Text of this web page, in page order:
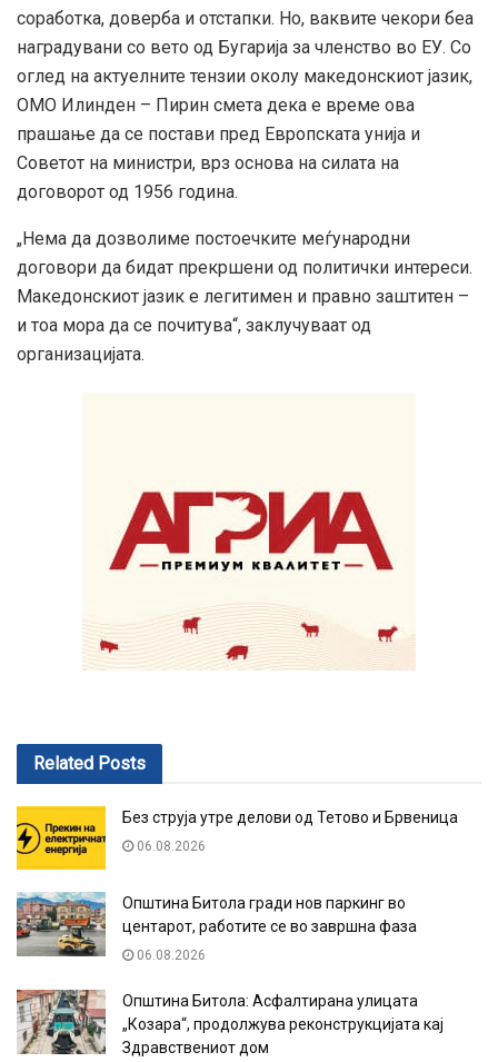
соработка, доверба и отстапки. Но, ваквите чекори беа
наградувани со вето од Бугарија за членство во ЕУ. Со
оглед на актуелните тензии околу македонскиот јазик,
ОМО Илинден – Пирин смета дека е време ова
прашање да се постави пред Европската унија и
Советот на министри, врз основа на силата на
договорот од 1956 година.
„Нема да дозволиме постоечките меѓународни
договори да бидат прекршени од политички интереси.
Македонскиот јазик е легитимен и правно заштитен –
и тоа мора да се почитува“, заклучуваат од
организацијата.
Related Posts
Без струја утре делови од Тетово и Брвеница
06.08.2026
Општина Битола гради нов паркинг во
центарот, работите се во завршна фаза
06.08.2026
Општина Битола: Асфалтирана улицата
„Козара“, продолжува реконструкцијата кај
Здравствениот дом